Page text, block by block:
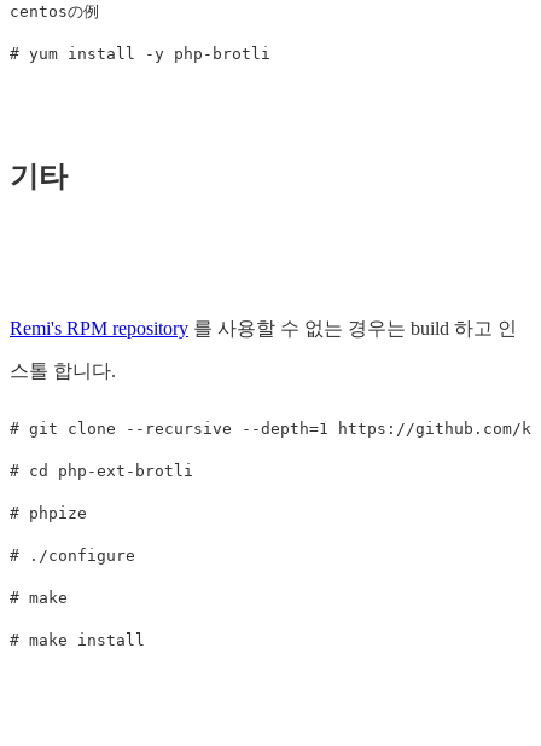
centosの例
기타
Remi's RPM repository 를 사용할 수 없는 경우는 build 하고 인
스톨 합니다.
# git clone --recursive --depth=1 https://github.com/
# cd php-ext-brotli
# phpize
# ./configure
# make